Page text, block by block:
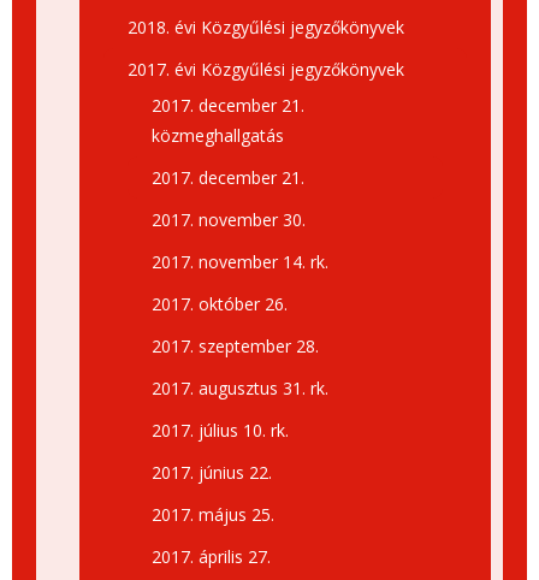
2018. évi Közgyűlési jegyzőkönyvek
2017. évi Közgyűlési jegyzőkönyvek
2017. december 21.
közmeghallgatás
2017. december 21.
2017. november 30.
2017. november 14. rk.
2017. október 26.
2017. szeptember 28.
2017. augusztus 31. rk.
2017. július 10. rk.
2017. június 22.
2017. május 25.
2017. április 27.